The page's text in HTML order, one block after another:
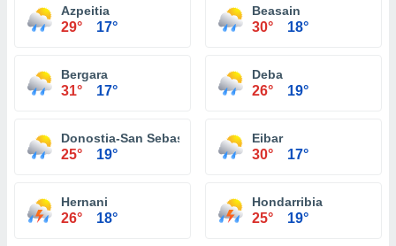
Azpeitia
29° 17°
Beasain
30° 18°
Bergara
31° 17°
Deba
26° 19°
Donostia-San Sebastián
25° 19°
Eibar
30° 17°
Hernani
26° 18°
Hondarribia
25° 19°